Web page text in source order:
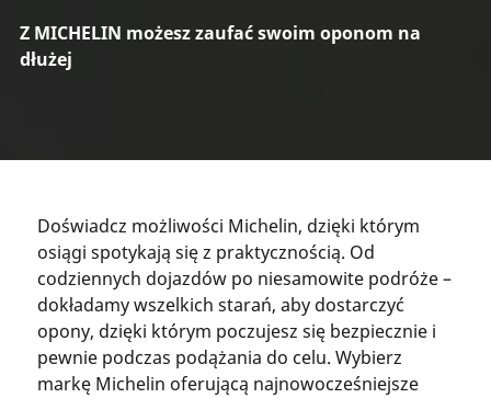
Z MICHELIN możesz zaufać swoim oponom na
dłużej
Doświadcz możliwości Michelin, dzięki którym
osiągi spotykają się z praktycznością. Od
codziennych dojazdów po niesamowite podróże –
dokładamy wszelkich starań, aby dostarczyć
opony, dzięki którym poczujesz się bezpiecznie i
pewnie podczas podążania do celu. Wybierz
markę Michelin oferującą najnowocześniejsze